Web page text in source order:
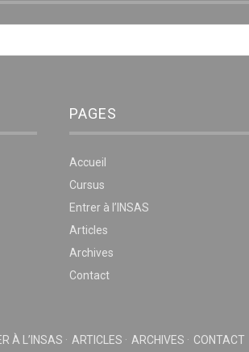
PAGES
Accueil
Cursus
Entrer à l’INSAS
Articles
Archives
Contact
À L’INSAS ARTICLES ARCHIVES CONTACT